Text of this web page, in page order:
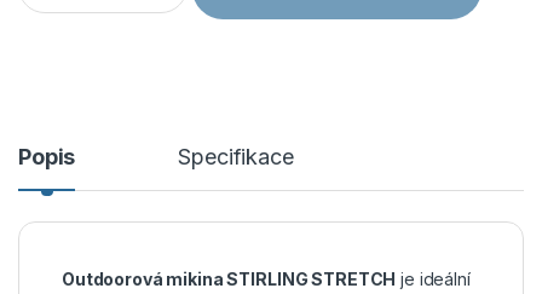
Popis Specifikace
Outdoorová mikina STIRLING STRETCH je ideální